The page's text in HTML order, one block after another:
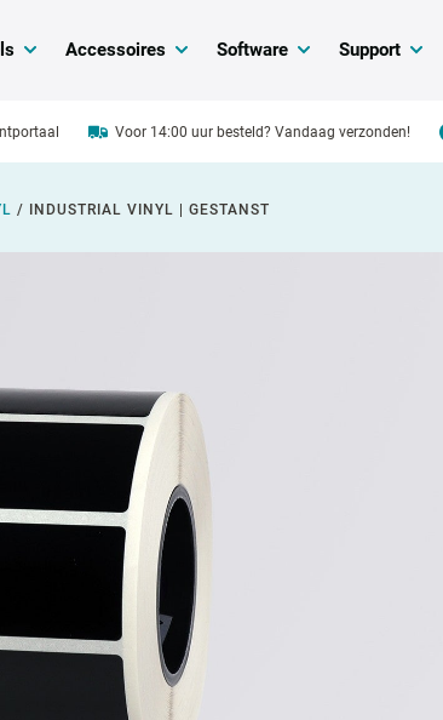
Accessoires Software Support
Voor 14:00 uur besteld? Vandaag verzonden!
/ INDUSTRIAL VINYL | GESTANST